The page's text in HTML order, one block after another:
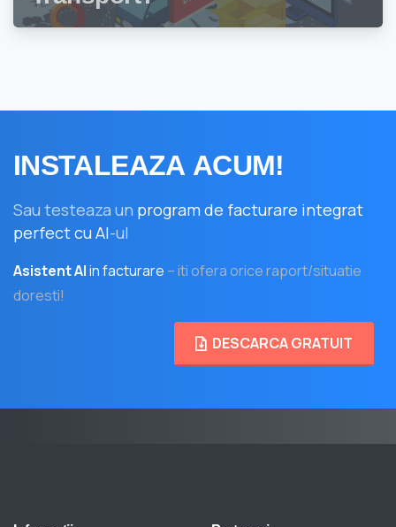
INSTALEAZA ACUM!
Sau testeaza un program de facturare integrat
perfect cu AI-ul
Asistent AIin facturare – iti ofera orice raport/situatie
doresti!
DESCARCA GRATUIT